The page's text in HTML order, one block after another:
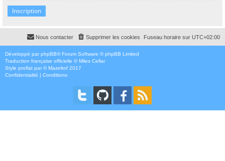
Inscription
Fuseau horaire sur UTC+02:00
Supprimer les cookies
Nous contacter
Développé par phpBB® Forum Software © phpBB Limited
Traduction française officielle ©Miles Cellar
Style proflat par ©Mazeltof 2017
Confidentialité | Conditions